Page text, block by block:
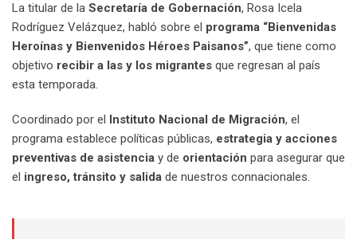
La titular de la Secretaría de Gobernación, Rosa Icela
Rodríguez Velázquez, habló sobre el programa “Bienvenidas
Heroínas y Bienvenidos Héroes Paisanos”, que tiene como
objetivo recibir a las y los migrantes que regresan al país
esta temporada.
Coordinado por el Instituto Nacional de Migración, el
programa establece políticas públicas, estrategia y acciones
preventivas de asistencia y de orientación para asegurar que
el ingreso, tránsito y salida de nuestros connacionales.